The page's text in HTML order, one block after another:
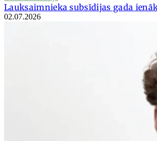
Lauksaimnieka subsīdijas gada
02.07.2026